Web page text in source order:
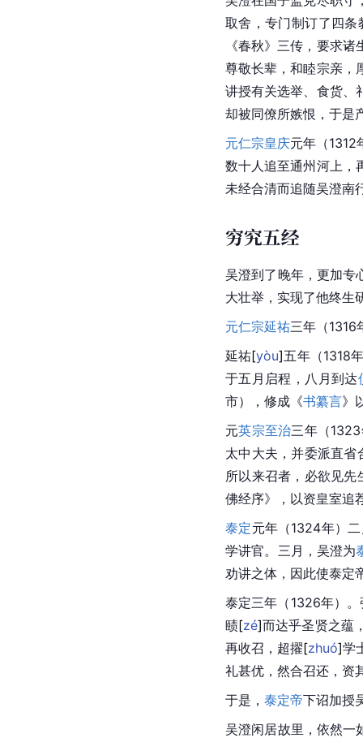
取舍，专门制订了四条
《春秋》三传，要求
尊敬长辈，和睦宗亲，
讲授有关选举、食货、
却被同僚所嫉恨，于是
元仁宗皇庆元年（1312
数十人追至通州河上，
未经合清而追随吴澄南
穷究五经
吴澄到了晚年，更加专
大壮举，实现了他终生
元仁宗延祐三年（1316
延祐[yòu]五年（1318
于五月启程，八月到达
市），修成《书纂言》
元英宗至治三年（
太中大夫，并委派直
所以来召者，必欲见
佛经序》，以资皇室追
泰定元年（1324年）
学讲官。三月，吴澄为
劝讲之体，因此使泰定
泰定三年（1326年）。
赜[zé]而达乎圣贤之蕴
再收召，超擢[zhuó]学
礼甚优，然合召还，资
于是， 泰定帝下诏加授
吴澄闲居故里，依然一